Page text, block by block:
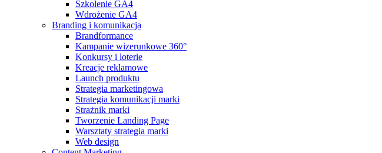
Szkolenie GA4
Wdrożenie GA4
Branding i komunikacja
Brandformance
Kampanie wizerunkowe 360°
Konkursy i loterie
Kreacje reklamowe
Launch produktu
Strategia marketingowa
Strategia komunikacji marki
Strażnik marki
Tworzenie Landing Page
Warsztaty strategia marki
Web design